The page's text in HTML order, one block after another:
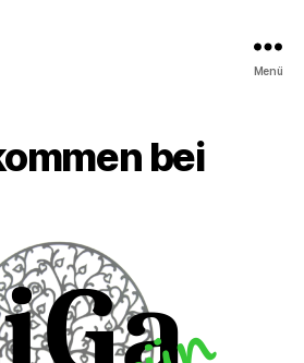
Menü
bei